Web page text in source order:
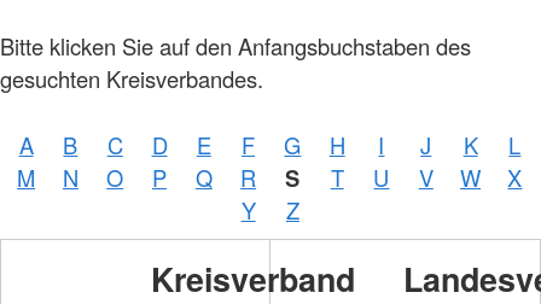
Bitte klicken Sie auf den Anfangsbuchstaben des
gesuchten Kreisverbandes.
A B C D E F G H I J K
L
M
N O P Q R S T U V W
X
Y
Z
Kreisverband